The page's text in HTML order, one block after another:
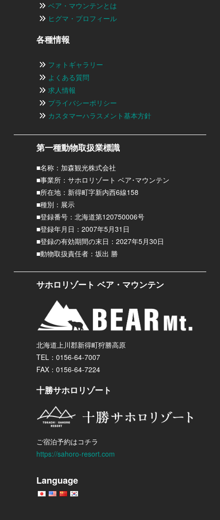
ベア・マウンテンとは
ヒグマ・プロフィール
各種情報
フォトギャラリー
よくある質問
求人情報
プライバシーポリシー
カスタマーハラスメント基本方針
第一種動物取扱業標識
■名称：加森観光株式会社
■事業所：サホロリゾート ベア･マウンテン
■所在地：新得町字新内西6線158
■種別：展示
■登録番号：北海道第120750006号
■登録年月日：2007年5月31日
■登録の有効期間の末日：2027年5月30日
■動物取扱責任者：坂出 勝
サホロリゾート ベア・マウンテン
北海道上川郡新得町狩勝高原
TEL：0156-64-7007
FAX：0156-64-7224
十勝サホロリゾート
ご宿泊予約はコチラ
https://sahoro-resort.com
Language